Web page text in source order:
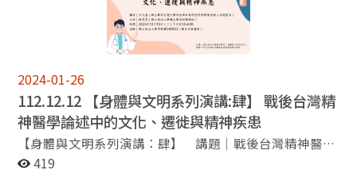
劃有關的演講，包括衛城出版社洪仕翰副總編主講「與過
去的自己對話——從學術逃兵到出版編輯的奇幻旅程」，
以及本系系學會與文學院「壯遊·指南：人文學素養導向
高教學習創新計畫」合辦的生涯探索系列講座「歷史教
育：課綱×教育現場」，這場講座請到兩位曾/現任於歷
史課綱編纂相關機構的系友回到母系演講，分別是國家教
育研究院的楊秀菁副研究員主講「從爭議到開放爭議：台
灣歷史課程的發展與困境」以及曾任職於新竹縣政府文化
局史料文獻科和師大心測中心評量組、現任職環耀實境有
研究中心 協辦｜近代社會的身體與性別跨領域學分學程
2024-01-26
112.12.12 【身體與文明系列演講:肆】 戰後台灣精
神醫學論述中的文化、遷徙與精神疾患
【身體與文明系列演講：肆】 講題｜戰後台灣精神醫學
論述中的文化、遷徙與精神疾患 講者｜王文基（國立陽明
419